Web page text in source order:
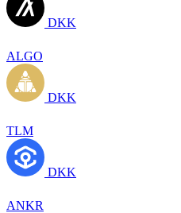
DKK
ALGO
DKK
TLM
DKK
ANKR